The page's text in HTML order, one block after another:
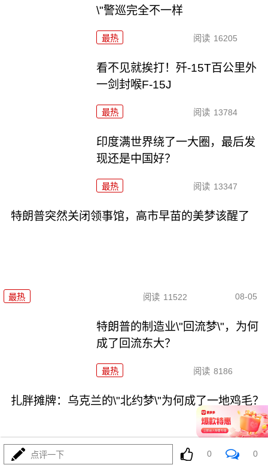
\"警巡完全不一样
最热 阅读 16205
看不见就挨打！歼-15T百公里外
一剑封喉F-15J
最热 阅读 13784
印度满世界绕了一大圈，最后发
现还是中国好？
最热 阅读 13347
特朗普突然关闭领事馆，高市早苗的美梦该醒了
最热 阅读 11522 08-05
特朗普的制造业\"回流梦\"，为何
成了回流东大？
最热 阅读 8186
扎胖摊牌：乌克兰的\"北约梦\"为何成了一地鸡毛？
点评一下 0 0